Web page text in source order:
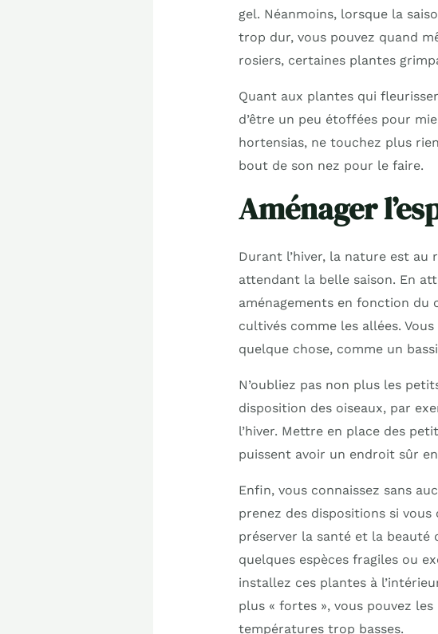
gel. Néanmoins, lorsque la
trop dur, vous pouvez quand
rosiers, certaines plantes
Quant aux plantes qui
d’être un peu étoffées pour
hortensias, ne touchez plus
bout de son nez pour le faire.
Aménager
Durant l’hiver, la nature est au
attendant la belle saison. En
aménagements en fonction du
cultivés comme les allées.
quelque chose, comme un
N’oubliez pas non plus les
disposition des oiseaux, par
l’hiver. Mettre en place des
puissent avoir un endroit sûr
Enfin, vous connaissez sans
prenez des dispositions si
préserver la santé et la beauté
quelques espèces fragiles ou
installez ces plantes à
plus « fortes », vous pouvez
températures trop basses.